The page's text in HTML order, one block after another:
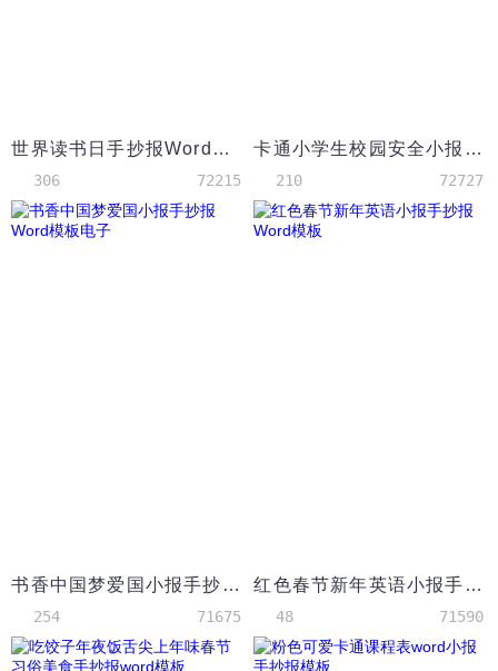
世界读书日手抄报Word模板
306 72215
卡通小学生校园安全小报手抄报word模板
210 72727
书香中国梦爱国小报手抄报Word模板电子
254 71675
红色春节新年英语小报手抄报Word模板
48 71590